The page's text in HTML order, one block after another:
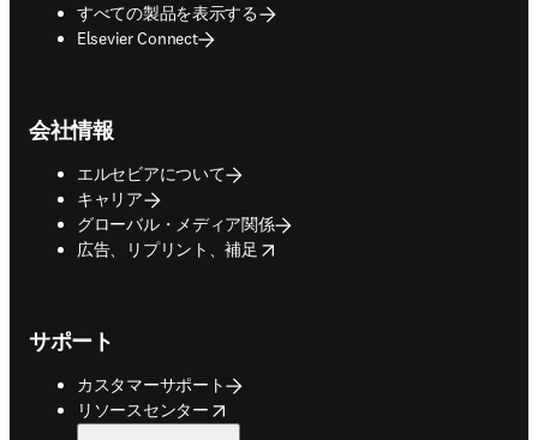
すべての製品を表示する
Elsevier Connect
会社情報
エルセビアについて
キャリア
グローバル・メディア関係
広告、リプリント、補足
opens in new tab/window
サポート
カスタマーサポート
リソースセンター
opens in new tab/window